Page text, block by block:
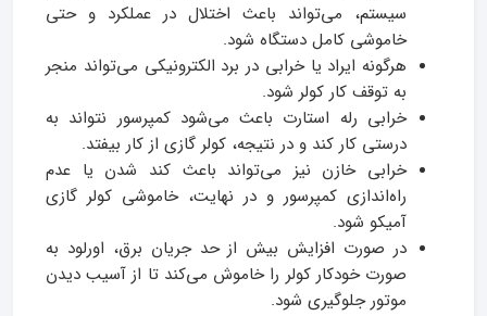
سیستم، می‌تواند باعث اختلال در عملکرد و حتی
خاموشی کامل دستگاه شود.
هرگونه ایراد یا خرابی در برد الکترونیکی می‌تواند منجر
به توقف کار کولر شود.
خرابی رله استارت باعث می‌شود کمپرسور نتواند به
درستی کار کند و در نتیجه، کولر گازی از کار بیفتد.
خرابی خازن نیز می‌تواند باعث کند شدن یا عدم
راه‌اندازی کمپرسور و در نهایت، خاموشی کولر گازی
آمیکو شود.
در صورت افزایش بیش از حد جریان برق، اورلود به
صورت خودکار کولر را خاموش می‌کند تا از آسیب دیدن
موتور جلوگیری شود.